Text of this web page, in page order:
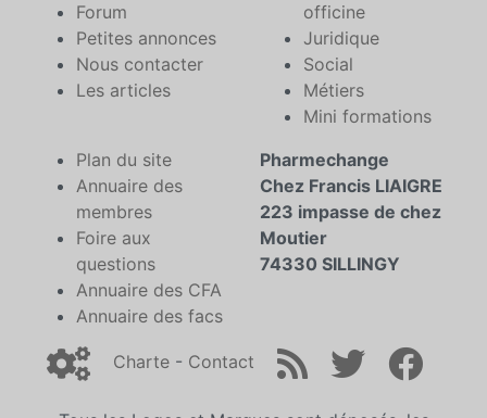
Forum
Petites annonces
Nous contacter
Les articles
officine
Juridique
Social
Métiers
Mini formations
Plan du site
Annuaire des
membres
Foire aux
questions
Annuaire des CFA
Annuaire des facs
Pharmechange
Chez Francis LIAIGRE
223 impasse de chez
Moutier
74330 SILLINGY
Charte - Contact